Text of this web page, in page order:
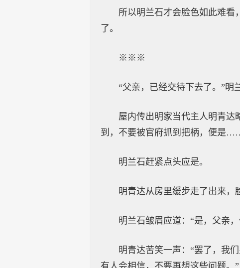
所以明兰石才会脸色如此难看
了。
※※※
“父亲，已经交待下去了。”明
屋内传出明家当代主人明青达
到，不要被官府抓到把柄，便是
明兰石赶紧点头应是。
明青达从房里缓步走了出来，
明兰石皱眉应道：“是，父亲
明青达苦笑一声：“罢了，我
有人会相信，不要再想这些问题。”